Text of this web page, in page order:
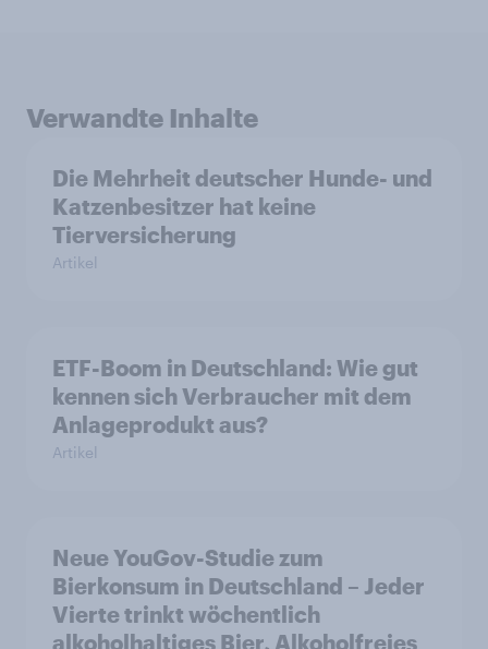
Verwandte Inhalte
Die Mehrheit deutscher Hunde- und
Katzenbesitzer hat keine
Tierversicherung
Artikel
ETF-Boom in Deutschland: Wie gut
kennen sich Verbraucher mit dem
Anlageprodukt aus?
Artikel
Neue YouGov-Studie zum
Bierkonsum in Deutschland – Jeder
Vierte trinkt wöchentlich
alkoholhaltiges Bier, Alkoholfreies